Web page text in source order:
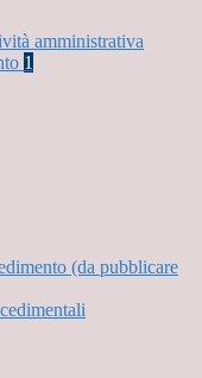
amministrativa
1
(da pubblicare